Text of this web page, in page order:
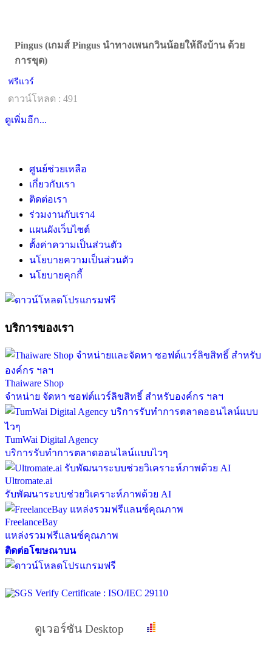
Pingus (เกมส์ Pingus นำทางเพนกวินน้อยให้ถึงบ้าน ด้วย
การขุด)
ฟรีแวร์
ดาวน์โหลด : 491
ดูเพิ่มอีก...
ศูนย์ช่วยเหลือ
เกี่ยวกับเรา
ติดต่อเรา
ร่วมงานกับเรา4
แผนผังเว็บไซต์
ตั้งค่าความเป็นส่วนตัว
นโยบายความเป็นส่วนตัว
นโยบายคุกกี้
บริการของเรา
Thaiware Shop
จำหน่าย จัดหา ซอฟต์แวร์ลิขสิทธิ์ สำหรับองค์กร ฯลฯ
TumWai Digital Agency
บริการรับทำการตลาดออนไลน์แบบไวๆ
Ultromate.ai
รับพัฒนาระบบช่วยวิเคราะห์ภาพด้วย AI
FreelanceBay
แหล่งรวมฟรีแลนซ์คุณภาพ
ติดต่อโฆษณาบน
ดูเวอร์ชัน Desktop